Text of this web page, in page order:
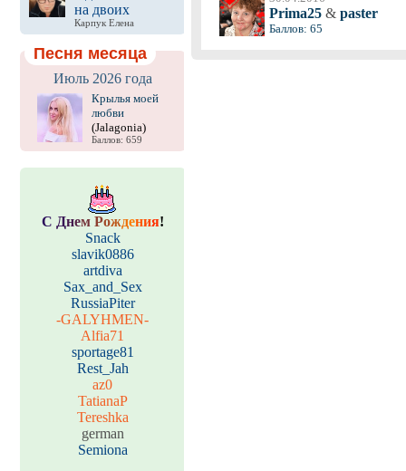
на двоих
Карпук Елена
Песня месяца
Июль 2026 года
Крылья моей
любви
(Jalagonia)
Баллов: 659
С Днем Рождения!
Snack
slavik0886
artdiva
Sax_and_Sex
RussiaPiter
-GALYHMEN-
Alfia71
sportage81
Rest_Jah
az0
TatianaP
Tereshka
german
Semiona
Prima25 &paster
Баллов: 65